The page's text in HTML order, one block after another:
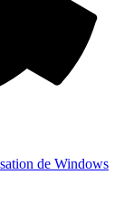
de Windows